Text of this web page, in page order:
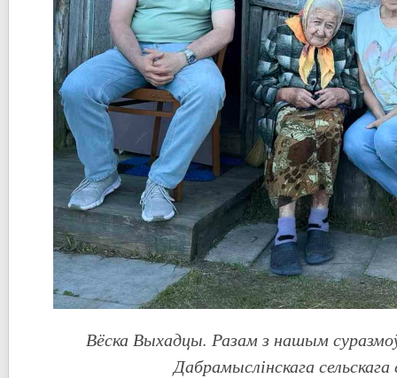
Вёска Выхадцы. Разам з нашым
Дабрамыслінскага